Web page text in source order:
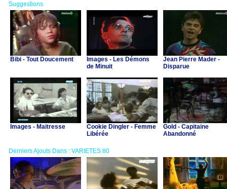
Suggestions
Bibi - Tout Doucement
Images - Les Démons
de Minuit
Jean Pierre Mader -
Disparue
Images - Maitresse
Cookie Dingler - Femme
Libérée
Gold - Capitaine
Abandonné
Derniers Ajouts Dans : VARIETES 80